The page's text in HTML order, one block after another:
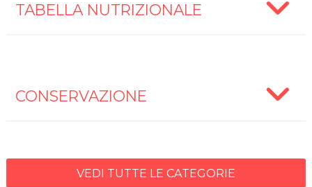
TABELLA NUTRIZIONALE
CONSERVAZIONE
VEDI TUTTE LE CATEGORIE